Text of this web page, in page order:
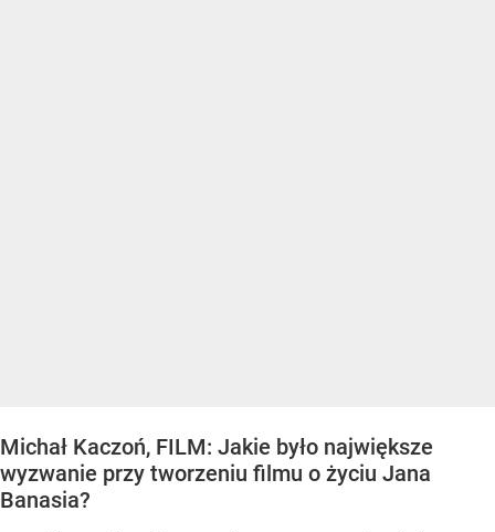
Michał Kaczoń, FILM: Jakie było największe
wyzwanie przy tworzeniu filmu o życiu Jana
Banasia?